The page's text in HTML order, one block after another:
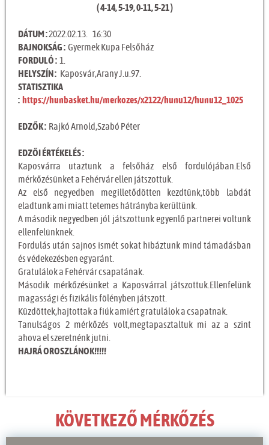
( 4-14, 5-19, 0-11, 5-21 )
DÁTUM :2022.02.13. 16:30
BAJNOKSÁG : Gyermek Kupa Felsőház
FORDULÓ : 1.
HELYSZÍN : Kaposvár,Arany J.u.97.
STATISZTIKA
: https://hunbasket.hu/merkozes/x2122/hunu12/hunu12_1025
EDZŐK : Rajkó Arnold,Szabó Péter
EDZŐI ÉRTÉKELÉS :
Kaposvárra utaztunk a felsőház első fordulójában.Első
mérkőzésünket a Fehérvár ellen játszottuk.
Az első negyedben megilletődötten kezdtünk,több labdát
eladtunk ami miatt tetemes hátrányba kerültünk.
A második negyedben jól játszottunk egyenlő partnerei voltunk
ellenfelünknek.
Fordulás után sajnos ismét sokat hibáztunk mind támadásban
és védekezésben egyaránt.
Gratulálok a Fehérvár csapatának.
Második mérkőzésünket a Kaposvárral játszottuk.Ellenfelünk
magassági és fizikális fölényben játszott.
Küzdöttek,hajtottak a fiúk amiért gratulálok a csapatnak.
Tanulságos 2 mérkőzés volt,megtapasztaltuk mi az a szint
ahova el szeretnénk jutni.
HAJRÁ OROSZLÁNOK!!!!!
KÖVETKEZŐ MÉRKŐZÉS